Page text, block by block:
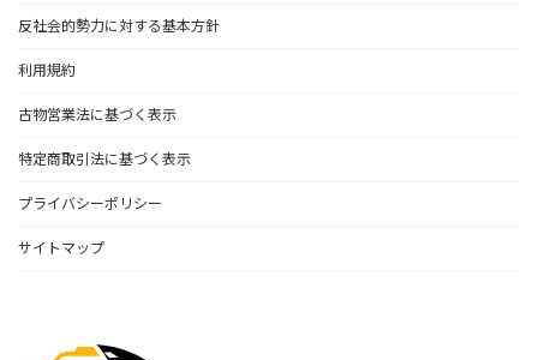
反社会的勢力に対する基本方針
利用規約
古物営業法に基づく表示
特定商取引法に基づく表示
プライバシーポリシー
サイトマップ